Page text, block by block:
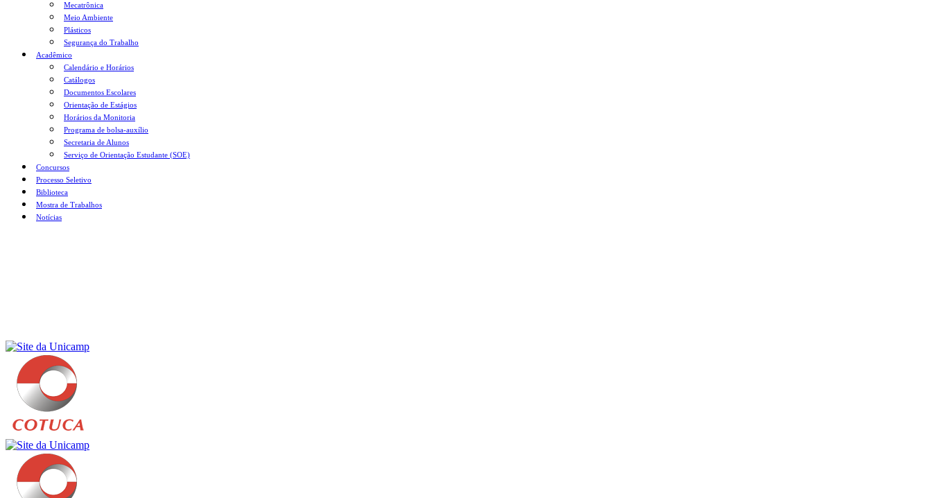
Mecatrônica
Meio Ambiente
Plásticos
Segurança do Trabalho
Acadêmico
Calendário e Horários
Catálogos
Documentos Escolares
Orientação de Estágios
Horários da Monitoria
Programa de bolsa-auxílio
Secretaria de Alunos
Serviço de Orientação Estudante (SOE)
Concursos
Processo Seletivo
Biblioteca
Mostra de Trabalhos
Notícias